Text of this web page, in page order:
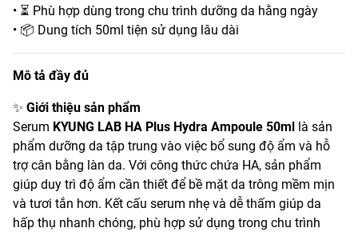
• ⏳ Phù hợp dùng trong chu trình dưỡng da hằng ngày
• 📦 Dung tích 50ml tiện sử dụng lâu dài
Mô tả đầy đủ
✨ Giới thiệu sản phẩm
Serum KYUNG LAB HA Plus Hydra Ampoule 50ml
là sản
phẩm dưỡng da tập trung vào việc bổ sung độ ẩm và hỗ
trợ cân bằng làn da. Với công thức chứa HA, sản phẩm
giúp duy trì độ ẩm cần thiết để bề mặt da trông mềm mịn
và tươi tắn hơn. Kết cấu serum nhẹ và dễ thấm giúp da
hấp thụ nhanh chóng, phù hợp sử dụng trong chu trình